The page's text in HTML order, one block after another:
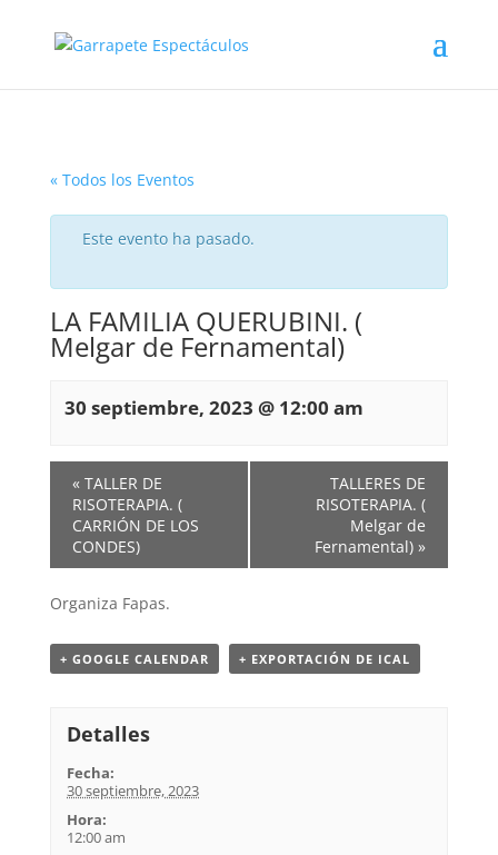
« Todos los Eventos
Este evento ha pasado.
LA FAMILIA QUERUBINI. (
Melgar de Fernamental)
30 septiembre, 2023 @ 12:00 am
«TALLER DE
RISOTERAPIA. (
CARRIÓN DE LOS
CONDES)
TALLERES DE
RISOTERAPIA. (
Melgar de
Fernamental)»
Organiza Fapas.
+ GOOGLE CALENDAR + EXPORTACIÓN DE ICAL
Detalles
Fecha:
30 septiembre, 2023
Hora:
12:00 am